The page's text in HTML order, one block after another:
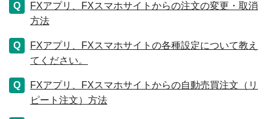
FXアプリ、FXスマホサイトからの注文の変更・取消
方法
FXアプリ、FXスマホサイトの各種設定について教え
てください。
FXアプリ、FXスマホサイトからの自動売買注文（リ
ピート注文）方法